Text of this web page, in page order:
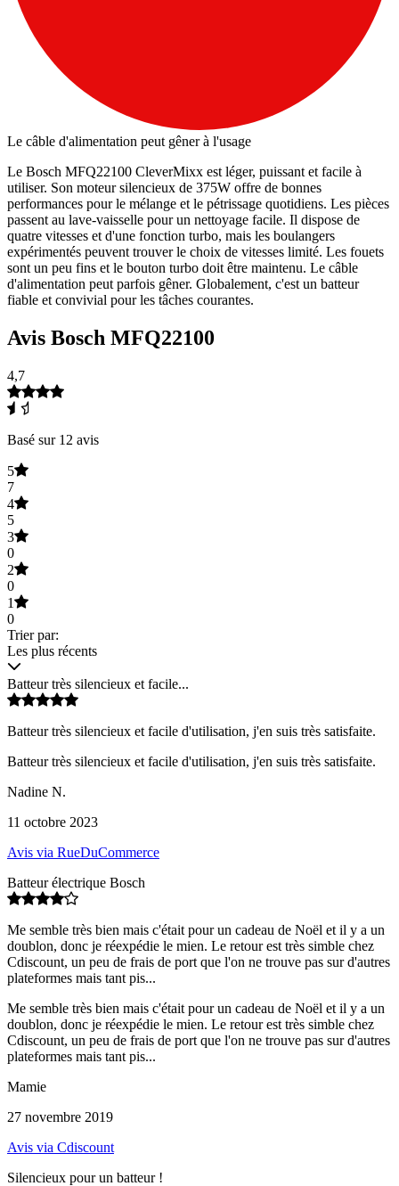
Le câble d'alimentation peut gêner à l'usage
Le Bosch MFQ22100 CleverMixx est léger, puissant et facile à
utiliser. Son moteur silencieux de 375W offre de bonnes
performances pour le mélange et le pétrissage quotidiens. Les pièces
passent au lave-vaisselle pour un nettoyage facile. Il dispose de
quatre vitesses et d'une fonction turbo, mais les boulangers
expérimentés peuvent trouver le choix de vitesses limité. Les fouets
sont un peu fins et le bouton turbo doit être maintenu. Le câble
d'alimentation peut parfois gêner. Globalement, c'est un batteur
fiable et convivial pour les tâches courantes.
Avis Bosch MFQ22100
4,7
Basé sur 12 avis
5
7
4
5
3
0
2
0
1
0
Trier par:
Les plus récents
Batteur très silencieux et facile...
Batteur très silencieux et facile d'utilisation, j'en suis très satisfaite.
Batteur très silencieux et facile d'utilisation, j'en suis très satisfaite.
Nadine N.
11 octobre 2023
Avis via RueDuCommerce
Batteur électrique Bosch
Me semble très bien mais c'était pour un cadeau de Noël et il y a un
doublon, donc je réexpédie le mien. Le retour est très simble chez
Cdiscount, un peu de frais de port que l'on ne trouve pas sur d'autres
plateformes mais tant pis...
Me semble très bien mais c'était pour un cadeau de Noël et il y a un
doublon, donc je réexpédie le mien. Le retour est très simble chez
Cdiscount, un peu de frais de port que l'on ne trouve pas sur d'autres
plateformes mais tant pis...
Mamie
27 novembre 2019
Avis via Cdiscount
Silencieux pour un batteur !